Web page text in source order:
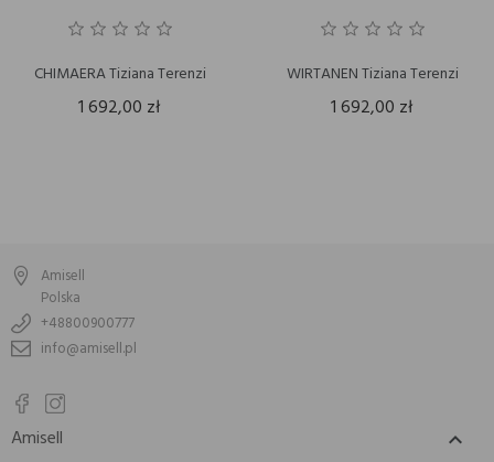
CHIMAERA Tiziana Terenzi
1 692,00 zł
WIRTANEN Tiziana Terenzi
1 692,00 zł
Amisell
Polska
+48800900777
info@amisell.pl
Amisell 